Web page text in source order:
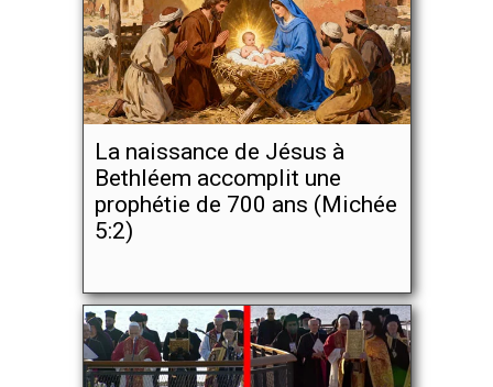
La naissance de Jésus à
Bethléem accomplit une
prophétie de 700 ans (Michée
5:2)